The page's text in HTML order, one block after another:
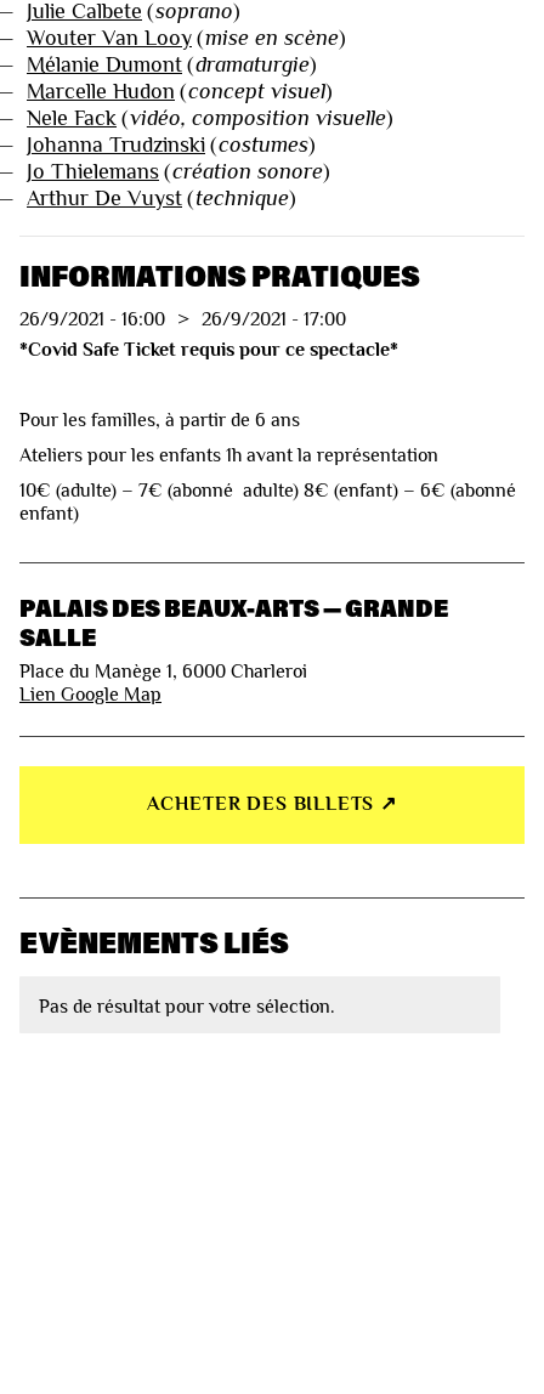
Julie Calbete (soprano)
Wouter Van Looy (mise en scène)
Mélanie Dumont (dramaturgie)
Marcelle Hudon (concept visuel)
Nele Fack (vidéo, composition visuelle)
Johanna Trudzinski (costumes)
Jo Thielemans (création sonore)
Arthur De Vuyst (technique)
INFORMATIONS PRATIQUES
26/9/2021 - 16:00 > 26/9/2021 - 17:00
*Covid Safe Ticket requis pour ce spectacle*
Pour les familles, à partir de 6 ans
Ateliers pour les enfants 1h avant la représentation
10€ (adulte) – 7€ (abonné adulte) 8€ (enfant) – 6€ (abonné
enfant)
PALAIS DES BEAUX-ARTS — GRANDE
SALLE
Place du Manège 1, 6000 Charleroi
Lien Google Map
ACHETER DES BILLETS ↗︎
EVÈNEMENTS LIÉS
Pas de résultat pour votre sélection.